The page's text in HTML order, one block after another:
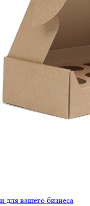
для вашего бизнеса